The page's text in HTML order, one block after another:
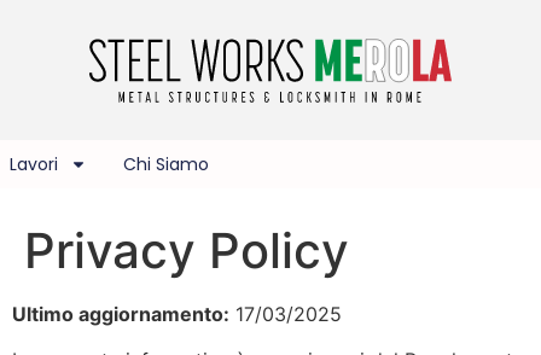
Lavori Chi Siamo
Privacy Policy
Ultimo aggiornamento: 17/03/2025